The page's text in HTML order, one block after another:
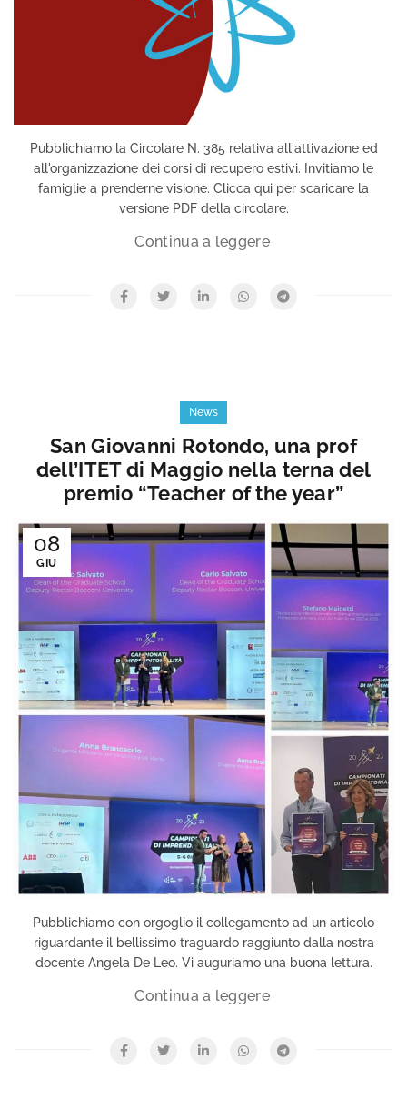
Pubblichiamo la Circolare N. 385 relativa all'attivazione ed
all'organizzazione dei corsi di recupero estivi. Invitiamo le
famiglie a prenderne visione. Clicca qui per scaricare la
versione PDF della circolare.
News
San Giovanni Rotondo, una prof
dell’ITET di Maggio nella terna del
premio “Teacher of the year”
08
GIU
Pubblichiamo con orgoglio il collegamento ad un articolo
riguardante il bellissimo traguardo raggiunto dalla nostra
docente Angela De Leo. Vi auguriamo una buona lettura.